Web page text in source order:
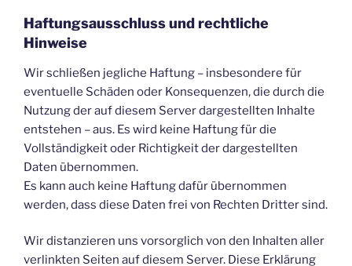
Haftungsausschluss und rechtliche
Hinweise
Wir schließen jegliche Haftung – insbesondere für
eventuelle Schäden oder Konsequenzen, die durch die
Nutzung der auf diesem Server dargestellten Inhalte
entstehen – aus. Es wird keine Haftung für die
Vollständigkeit oder Richtigkeit der dargestellten
Daten übernommen.
Es kann auch keine Haftung dafür übernommen
werden, dass diese Daten frei von Rechten Dritter sind.
Wir distanzieren uns vorsorglich von den Inhalten aller
verlinkten Seiten auf diesem Server. Diese Erklärung